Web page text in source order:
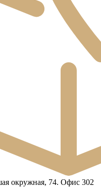
окружная, 74. Офис 302